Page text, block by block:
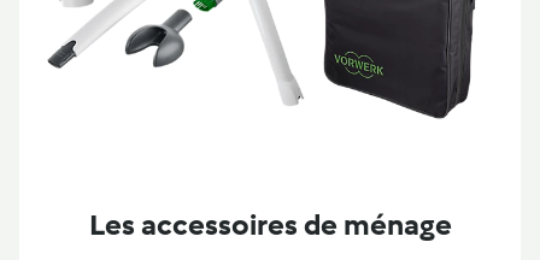
Les accessoires de ménage